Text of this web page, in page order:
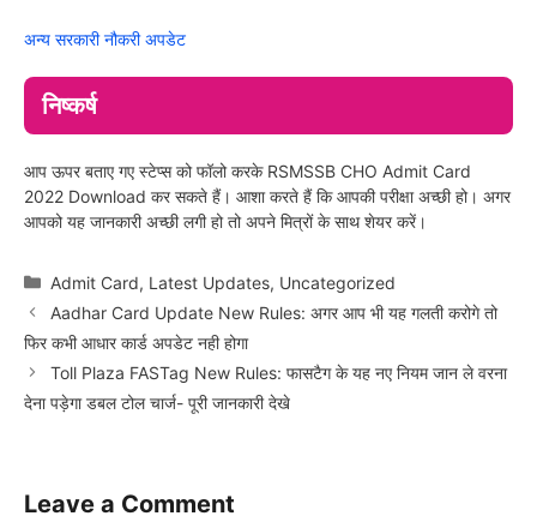
अन्य सरकारी नौकरी अपडेट
निष्कर्ष
आप ऊपर बताए गए स्टेप्स को फॉलो करके RSMSSB CHO Admit Card
2022 Download कर सकते हैं। आशा करते हैं कि आपकी परीक्षा अच्छी हो। अगर
आपको यह जानकारी अच्छी लगी हो तो अपने मित्रों के साथ शेयर करें।
Categories
Admit Card, Latest Updates, Uncategorized
Aadhar Card Update New Rules: अगर आप भी यह गलती करोगे तो
फिर कभी आधार कार्ड अपडेट नही होगा
Toll Plaza FASTag New Rules: फासटैग के यह नए नियम जान ले वरना
देना पड़ेगा डबल टोल चार्ज- पूरी जानकारी देखे
Leave a Comment